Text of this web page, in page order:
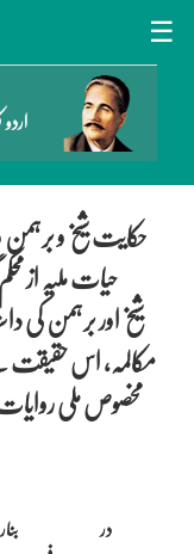
☰
حکایت شیخ و برہمن
حیات ملیہ از
مکالمہ، اس حقیقت
مخصوص ملی
در